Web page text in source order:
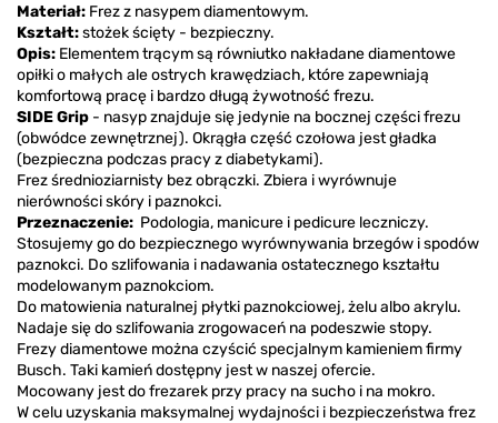
Materiał: Frez z nasypem diamentowym.
Kształt:stożek ścięty - bezpieczny.
Opis: Elementem trącym są równiutko nakładane diamentowe
opiłki o małych ale ostrych krawędziach, które zapewniają
komfortową pracę i bardzo długą żywotność frezu.
SIDE Grip - nasyp znajduje się jedynie na bocznej części frezu
(obwódce zewnętrznej). Okrągła część czołowa jest gładka
(bezpieczna podczas pracy z diabetykami).
Frez średnioziarnisty bez obrączki. Zbiera i wyrównuje
nierówności skóry i paznokci.
Przeznaczenie: Podologia, manicure i pedicure leczniczy.
Stosujemy go do bezpiecznego wyrównywania brzegów i spodów
paznokci. Do szlifowania i nadawania ostatecznego kształtu
modelowanym paznokciom.
Do matowienia naturalnej płytki paznokciowej, żelu albo akrylu.
Nadaje się do szlifowania zrogowaceń na podeszwie stopy.
Frezy diamentowe można czyścić specjalnym kamieniem firmy
Busch. Taki kamień dostępny jest w naszej ofercie.
Mocowany jest do frezarek przy pracy na sucho i na mokro.
W celu uzyskania maksymalnej wydajności i bezpieczeństwa frez